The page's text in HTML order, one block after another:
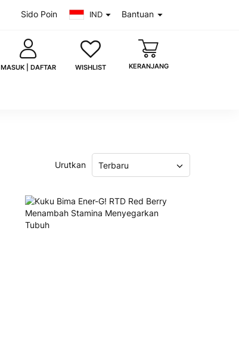
Sido Poin IND Bantuan
MASUK | DAFTAR
Lupa kata sandi?
Daftar sekarang
WISHLIST KERANJANG
Urutkan Terbaru